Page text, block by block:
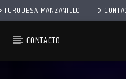
TURQUESA MANZANILLO
CONTACTO